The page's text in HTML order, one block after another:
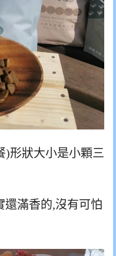
)形狀大小是小顆三
還滿香的,沒有可怕